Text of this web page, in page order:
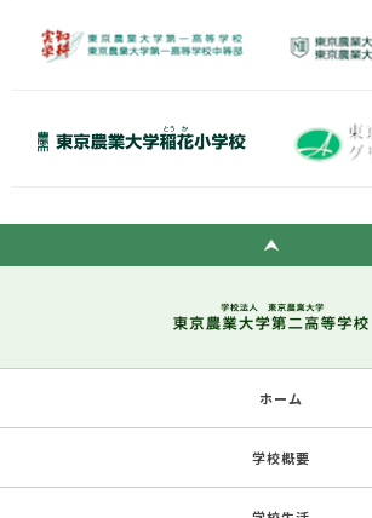
ホーム
学校概要